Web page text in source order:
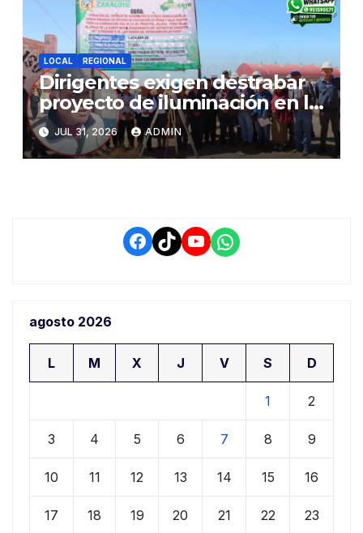
LOCAL REGIONAL
Dirigentes exigen destrabar
proyecto de iluminación en la
salida a Puno y alertan por
demora que pone en riesgo a
conductores
JUL 31, 2026 ADMIN
Facebook
TikTokYouTube
WhatsApp
agosto 2026
L M X J V S D
1 2
3 4 5 6 7 8 9
10 11 12 13 14 15 16
17 18 19 20 21 22 23